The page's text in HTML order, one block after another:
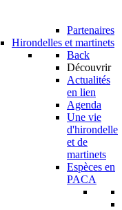
Partenaires
Hirondelles et martinets
Back
Découvrir
Actualités
en lien
Agenda
Une vie
d'hirondelle
et de
martinets
Espèces en
PACA